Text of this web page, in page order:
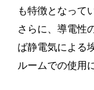
も特徴となって
さらに、導電性
ば静電気による
ルームでの使用